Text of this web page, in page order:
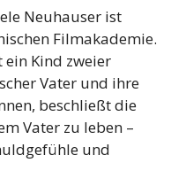
Neuhauser ist
Filmakademie.
Kind zweier
Vater und ihre
beschließt die
Vater zu leben –
und